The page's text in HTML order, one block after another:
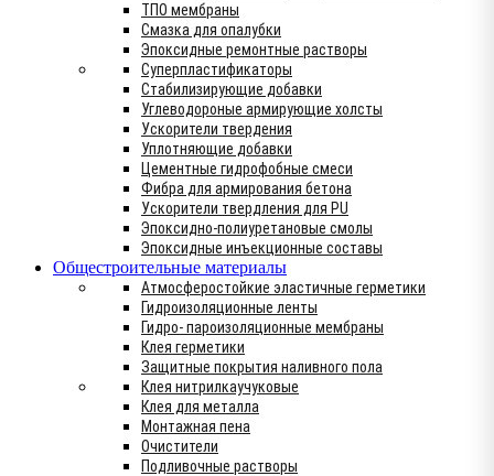
ТПО мембраны
Смазка для опалубки
Эпоксидные ремонтные растворы
Суперпластификаторы
Стабилизирующие добавки
Углеводороные армирующие холсты
Ускорители твердения
Уплотняющие добавки
Цементные гидрофобные смеси
Фибра для армирования бетона
Ускорители твердления для PU
Эпоксидно-полиуретановые смолы
Эпоксидные инъекционные составы
Общестроительные материалы
Атмосферостойкие эластичные герметики
Гидроизоляционные ленты
Гидро- пароизоляционные мембраны
Клея герметики
Защитные покрытия наливного пола
Клея нитрилкаучуковые
Клея для металла
Монтажная пена
Очистители
Подливочные растворы